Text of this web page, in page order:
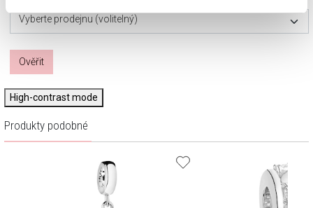
Vyberte prodejnu (volitelný)
Ověřit
High-contrast mode
Produkty podobné